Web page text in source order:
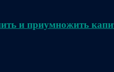
и приумножить